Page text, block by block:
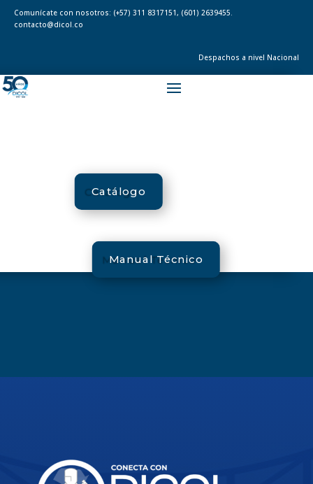
Comunícate con nosotros: (+57) 311 8317151, (601) 2639455.
contacto@dicol.co
Despachos a nivel Nacional
Catálogo
Manual Técnico